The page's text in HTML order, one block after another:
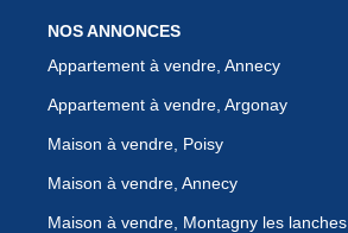
NOS ANNONCES
Appartement à vendre, Annecy
Appartement à vendre, Argonay
Maison à vendre, Poisy
Maison à vendre, Annecy
Maison à vendre, Montagny les lanches